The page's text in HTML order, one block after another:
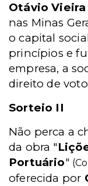
Otávio
nas Minas
o capital
princípios e
empresa, a
direito de
Sorteio II
Não perca a
da obra "
Portuário"
oferecida por